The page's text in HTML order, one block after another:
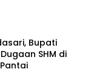
Bupati
SHM di